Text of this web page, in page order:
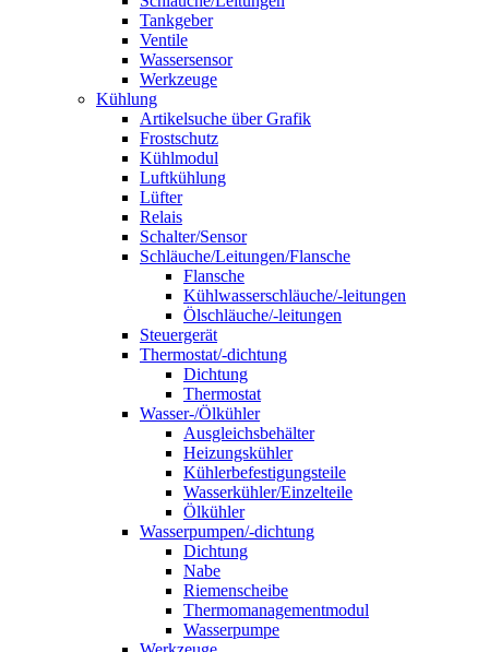
Tankgeber
Ventile
Wassersensor
Werkzeuge
Kühlung
Artikelsuche über Grafik
Frostschutz
Kühlmodul
Luftkühlung
Lüfter
Relais
Schalter/Sensor
Schläuche/Leitungen/Flansche
Flansche
Kühlwasserschläuche/-leitungen
Ölschläuche/-leitungen
Steuergerät
Thermostat/-dichtung
Dichtung
Thermostat
Wasser-/Ölkühler
Ausgleichsbehälter
Heizungskühler
Kühlerbefestigungsteile
Wasserkühler/Einzelteile
Ölkühler
Wasserpumpen/-dichtung
Dichtung
Nabe
Riemenscheibe
Thermomanagementmodul
Wasserpumpe